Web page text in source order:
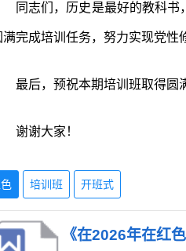
同志们，历史是最好的教科书
满完成培训任务，努力实现党性
最后，预祝本期培训班取得圆
谢谢大家！
培训班 开班式
《在2026年在红